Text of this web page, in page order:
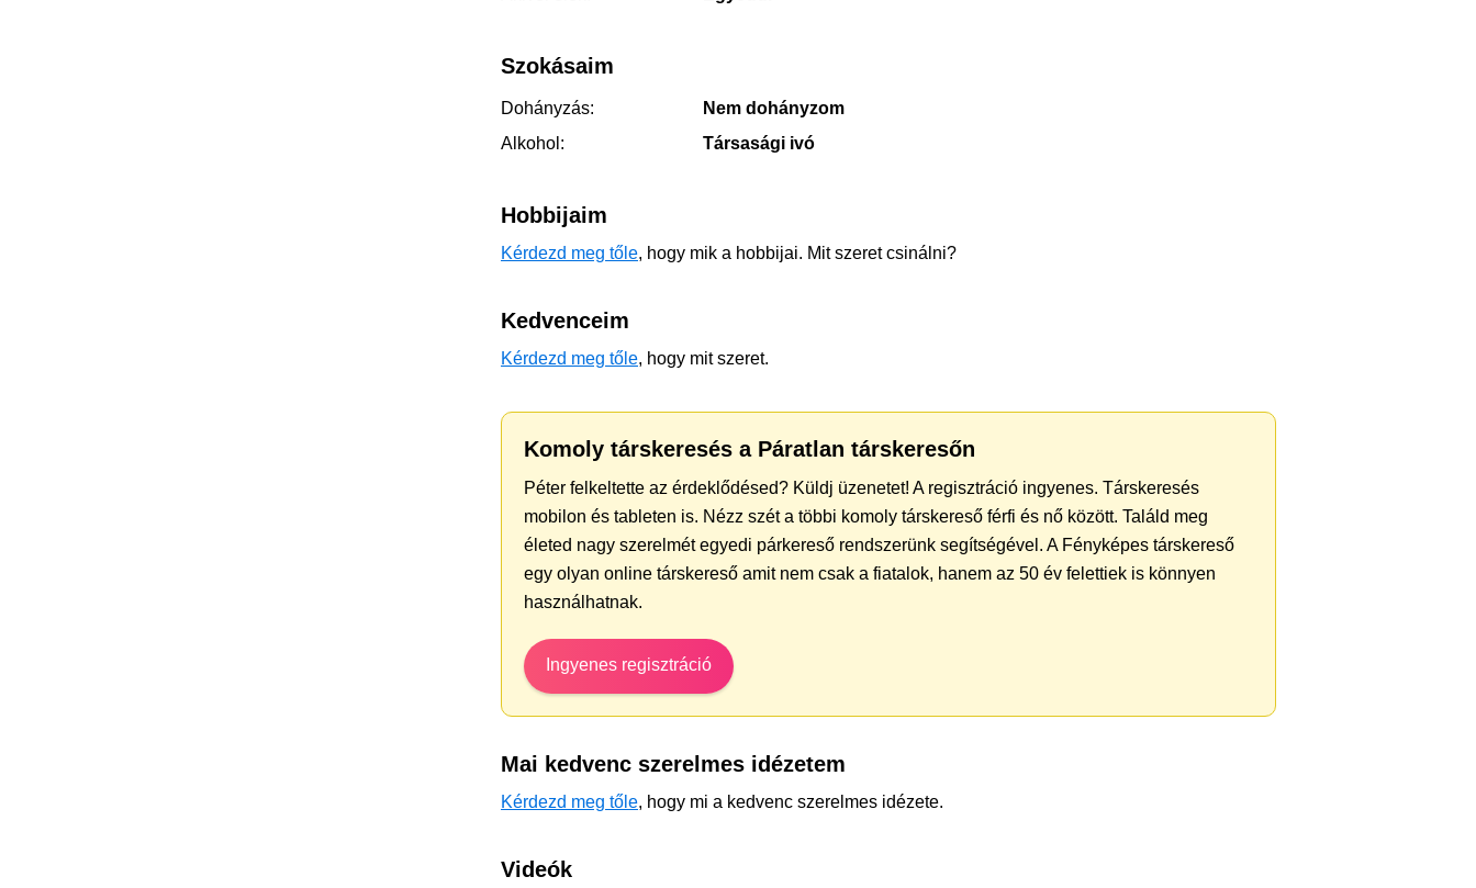
Szokásaim
Dohányzás:
Nem dohányzom
Alkohol:
Társasági ivó
Hobbijaim
Kérdezd meg tőle, hogy mik a hobbijai. Mit szeret csinálni?
Kedvenceim
Kérdezd meg tőle, hogy mit szeret.
Komoly társkeresés a Páratlan társkeresőn
Péter felkeltette az érdeklődésed? Küldj üzenetet! A regisztráció ingyenes. Társkeresés
mobilon és tableten is. Nézz szét a többi komoly társkereső férfi és nő között. Találd meg
életed nagy szerelmét egyedi párkereső rendszerünk segítségével. A Fényképes társkereső
egy olyan online társkereső amit nem csak a fiatalok, hanem az 50 év felettiek is könnyen
használhatnak.
Ingyenes regisztráció
Mai kedvenc szerelmes idézetem
Kérdezd meg tőle, hogy mi a kedvenc szerelmes idézete.
Videók